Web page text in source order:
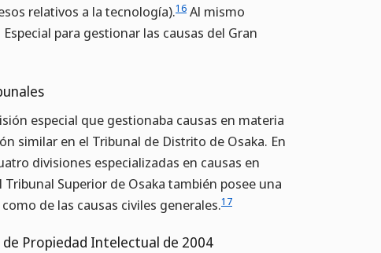
relativos a la tecnología).16 Al mismo
para gestionar las causas del Gran
especial que gestionaba causas en materia
similar en el Tribunal de Distrito de Osaka. En
divisiones especializadas en causas en
Superior de Osaka también posee una
de las causas civiles generales.17
Propiedad Intelectual de 2004